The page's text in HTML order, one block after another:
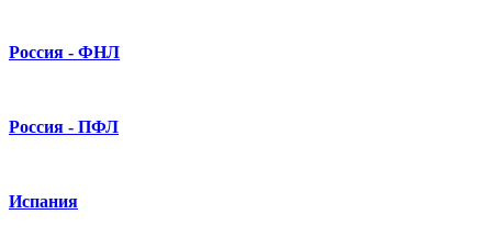
Россия - ФНЛ
Россия - ПФЛ
Испания